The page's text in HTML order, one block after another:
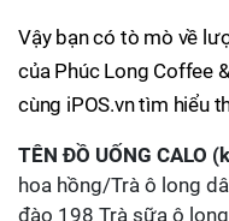
Vậy bạn có tò mò về
của Phúc Long Coffee
cùng iPOS.vn tìm hiểu
TÊN ĐỒ UỐNG CALO
hoa hồng/Trà ô long
đào 198 Trà sữa ô